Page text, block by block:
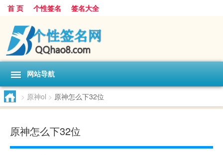
首 页 个性签名 签名大全
网站导航
> 原神ol > 原神怎么下32位
原神怎么下32位